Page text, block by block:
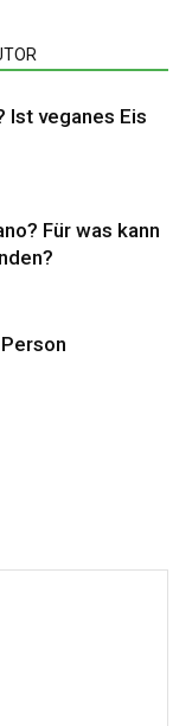
Ist veganes Eis
Für was kann